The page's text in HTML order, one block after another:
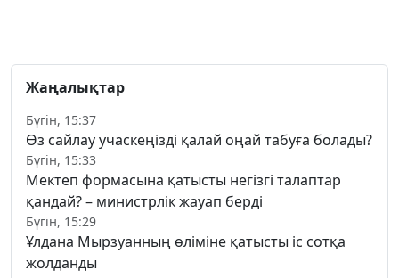
Жаңалықтар
Бүгін, 15:37
Өз сайлау учаскеңізді қалай оңай табуға болады?
Бүгін, 15:33
Мектеп формасына қатысты негізгі талаптар
қандай? – министрлік жауап берді
Бүгін, 15:29
Ұлдана Мырзуанның өліміне қатысты іс сотқа
жолданды